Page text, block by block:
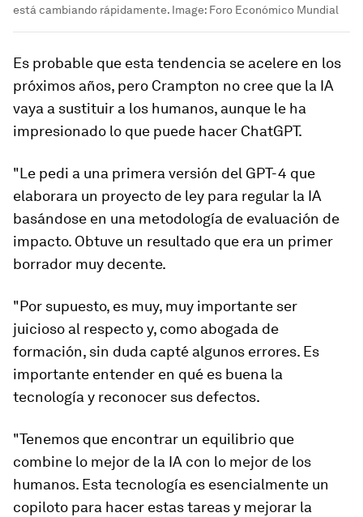
está cambiando rápidamente. Image: Foro Económico Mundial
Es probable que esta tendencia se acelere en los
próximos años, pero Crampton no cree que la IA
vaya a sustituir a los humanos, aunque le ha
impresionado lo que puede hacer ChatGPT.
"Le pedi a una primera versión del GPT-4 que
elaborara un proyecto de ley para regular la IA
basándose en una metodología de evaluación de
impacto. Obtuve un resultado que era un primer
borrador muy decente.
"Por supuesto, es muy, muy importante ser
juicioso al respecto y, como abogada de
formación, sin duda capté algunos errores. Es
importante entender en qué es buena la
tecnología y reconocer sus defectos.
"Tenemos que encontrar un equilibrio que
combine lo mejor de la IA con lo mejor de los
humanos. Esta tecnología es esencialmente un
copiloto para hacer estas tareas y mejorar la